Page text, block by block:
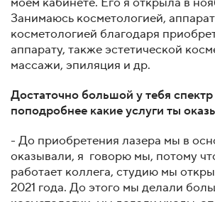
Занимаюсь косметологией,
косметологией благодаря
аппарату, также эстетической
массажи, эпиляция и др.
Достаточно большой у тебя спектр
поподробнее какие услуги ты
- До приобретения лазера мы в
оказывали, я говорю мы, потому
работает коллега, студию мы
2021 года. До этого мы делали